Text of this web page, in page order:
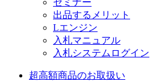
出品するメリット
Lエンジン
入札マニュアル
入札システムログイン
超高額商品のお取扱い